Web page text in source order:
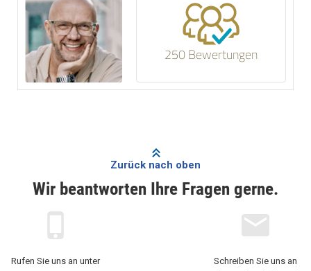
250 Bewertungen
Wir beantworten Ihre Fragen gerne.
Zurück nach oben
Rufen Sie uns an unter
Schreiben Sie uns an